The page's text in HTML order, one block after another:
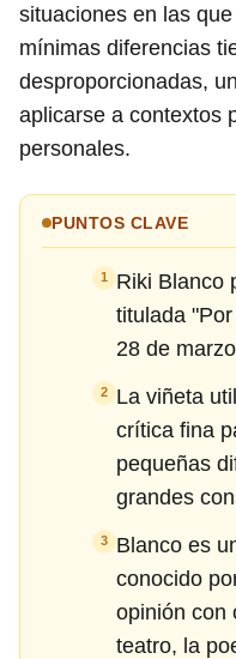
situaciones en las
mínimas diferencias
desproporcionadas,
aplicarse a contextos
personales.
PUNTOS CLAVE
1
Riki Blanco
titulada
28 de
2
La viñeta
crítica fina
pequeñas
grandes
3
Blanco es
conocido
opinión con
teatro, la